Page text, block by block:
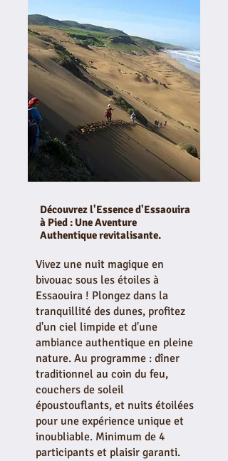
Découvrez l'Essence d'Essaouira
à Pied : Une Aventure
Authentique revitalisante.
Vivez une nuit magique en
bivouac sous les étoiles à
Essaouira ! Plongez dans la
tranquillité des dunes, profitez
d'un ciel limpide et d'une
ambiance authentique en pleine
nature. Au programme : dîner
traditionnel au coin du feu,
couchers de soleil
époustouflants, et nuits étoilées
pour une expérience unique et
inoubliable. Minimum de 4
participants et plaisir garanti.